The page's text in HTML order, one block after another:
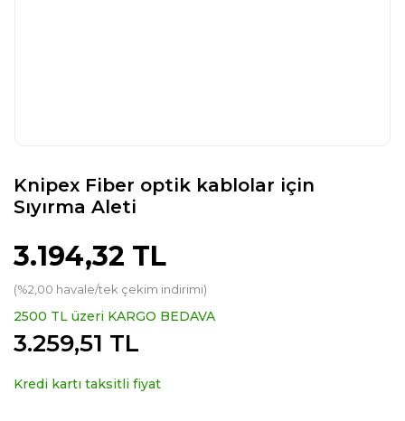
Knipex Fiber optik kablolar için
Sıyırma Aleti
3.194,32 TL
(%2,00 havale/tek çekim indirimi)
2500 TL üzeri KARGO BEDAVA
3.259,51 TL
Kredi kartı taksitli fiyat